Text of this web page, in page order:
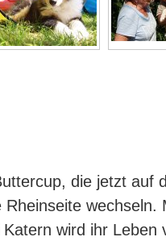
die jetzt auf
wechseln.
wird ihr Leben